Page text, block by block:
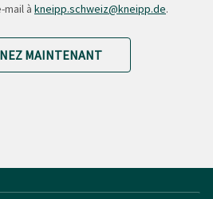
mail à kneipp.schweiz@kneipp.de.
MAINTENANT